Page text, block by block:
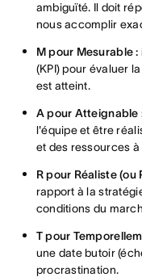
ambiguïté. Il doit
nous accomplir
M pour Mesurable :
(KPI) pour évaluer
est atteint.
A pour Atteignable
l'équipe et être
et des ressources
R pour Réaliste (ou
rapport à la
conditions du
T pour
une date butoir
procrastination.